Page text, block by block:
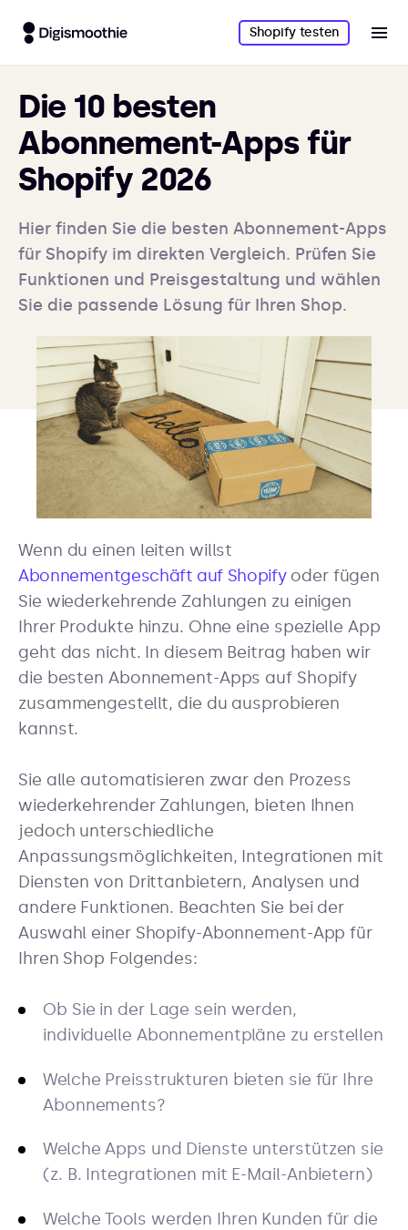
Shopify testen
Die 10 besten
Abonnement-Apps für
Shopify 2026
Hier finden Sie die besten Abonnement-Apps
für Shopify im direkten Vergleich. Prüfen Sie
Funktionen und Preisgestaltung und wählen
Sie die passende Lösung für Ihren Shop.
Wenn du einen leiten willst
Abonnementgeschäft auf Shopifyoder fügen
Sie wiederkehrende Zahlungen zu einigen
Ihrer Produkte hinzu. Ohne eine spezielle App
geht das nicht. In diesem Beitrag haben wir
die besten Abonnement-Apps auf Shopify
zusammengestellt, die du ausprobieren
kannst.
Sie alle automatisieren zwar den Prozess
wiederkehrender Zahlungen, bieten Ihnen
jedoch unterschiedliche
Anpassungsmöglichkeiten, Integrationen mit
Diensten von Drittanbietern, Analysen und
andere Funktionen. Beachten Sie bei der
Auswahl einer Shopify-Abonnement-App für
Ihren Shop Folgendes:
Ob Sie in der Lage sein werden,
individuelle Abonnementpläne zu erstellen
Welche Preisstrukturen bieten sie für Ihre
Abonnements?
Welche Apps und Dienste unterstützen sie
(z. B. Integrationen mit E-Mail-Anbietern)
Welche Tools werden Ihren Kunden für die